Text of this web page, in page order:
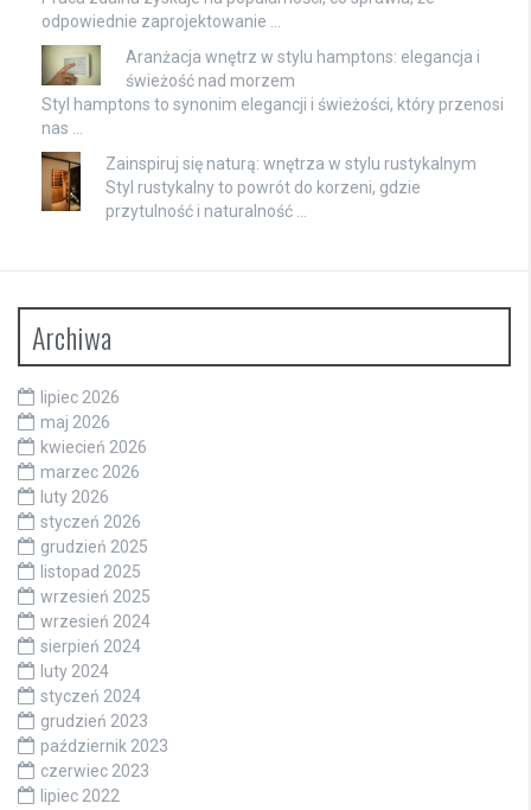
odpowiednie zaprojektowanie …
Aranżacja wnętrz w stylu hamptons: elegancja i
świeżość nad morzem
Styl hamptons to synonim elegancji i świeżości, który przenosi
nas …
Zainspiruj się naturą: wnętrza w stylu rustykalnym
Styl rustykalny to powrót do korzeni, gdzie
przytulność i naturalność …
Archiwa
lipiec 2026
maj 2026
kwiecień 2026
marzec 2026
luty 2026
styczeń 2026
grudzień 2025
listopad 2025
wrzesień 2025
wrzesień 2024
sierpień 2024
luty 2024
styczeń 2024
grudzień 2023
październik 2023
czerwiec 2023
lipiec 2022